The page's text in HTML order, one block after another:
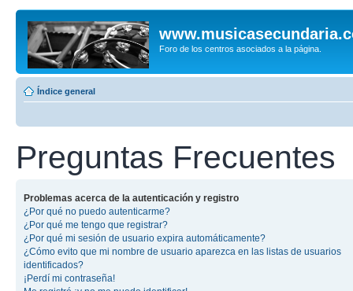
Foro de los centros asociados a la página.
Índice general
Preguntas Frecuentes
Problemas acerca de la autenticación y registro
¿Por qué no puedo autenticarme?
¿Por qué me tengo que registrar?
¿Por qué mi sesión de usuario expira automáticamente?
¿Cómo evito que mi nombre de usuario aparezca en las listas de usuarios
identificados?
¡Perdí mi contraseña!